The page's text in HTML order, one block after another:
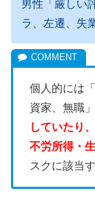
男性「厳しい
ラ、左遷、失
個人的には
資家、無職
していたり
不労所得・
スクに該当